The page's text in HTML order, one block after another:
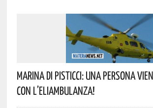
Marina Di Pisticci: Una Persona
Con L’eliambulanza!